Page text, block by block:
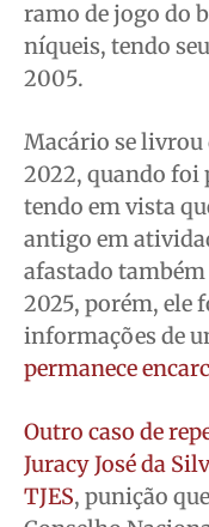
ramo de jogo do
níqueis, tendo
2005.
Macário se livrou
2022, quando foi
tendo em vista
antigo em
afastado
2025, porém, ele
informações de
permanece
Outro caso de
Juracy José da
TJES, punição